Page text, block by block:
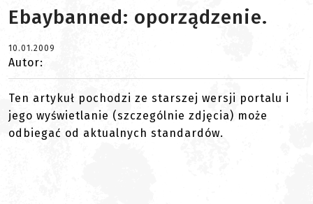
Ebaybanned: oporządzenie.
10.01.2009
Autor:
Ten artykuł pochodzi ze starszej wersji portalu i
jego wyświetlanie (szczególnie zdjęcia) może
odbiegać od aktualnych standardów.